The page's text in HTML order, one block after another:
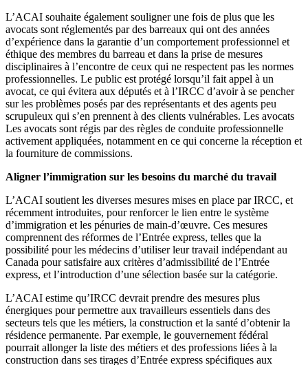
L’ACAI souhaite également souligner une fois de plus que les
avocats sont réglementés par des barreaux qui ont des années
d’expérience dans la garantie d’un comportement professionnel et
éthique des membres du barreau et dans la prise de mesures
disciplinaires à l’encontre de ceux qui ne respectent pas les normes
professionnelles. Le public est protégé lorsqu’il fait appel à un
avocat, ce qui évitera aux députés et à l’IRCC d’avoir à se pencher
sur les problèmes posés par des représentants et des agents peu
scrupuleux qui s’en prennent à des clients vulnérables. Les avocats
Les avocats sont régis par des règles de conduite professionnelle
activement appliquées, notamment en ce qui concerne la réception et
la fourniture de commissions.
Aligner l’immigration sur les besoins du marché du travail
L’ACAI soutient les diverses mesures mises en place par IRCC, et
récemment introduites, pour renforcer le lien entre le système
d’immigration et les pénuries de main-d’œuvre. Ces mesures
comprennent des réformes de l’Entrée express, telles que la
possibilité pour les médecins d’utiliser leur travail indépendant au
Canada pour satisfaire aux critères d’admissibilité de l’Entrée
express, et l’introduction d’une sélection basée sur la catégorie.
L’ACAI estime qu’IRCC devrait prendre des mesures plus
énergiques pour permettre aux travailleurs essentiels dans des
secteurs tels que les métiers, la construction et la santé d’obtenir la
résidence permanente. Par exemple, le gouvernement fédéral
pourrait allonger la liste des métiers et des professions liées à la
construction dans ses tirages d’Entrée express spécifiques aux